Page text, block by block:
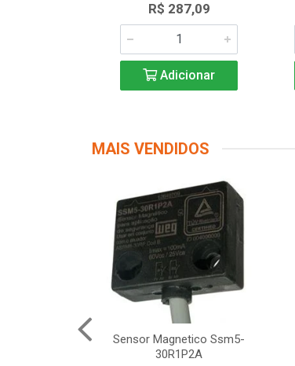
R$ 287,09
Adicionar
MAIS VENDIDOS
Sensor Magnetico Ssm5-
30R1P2A